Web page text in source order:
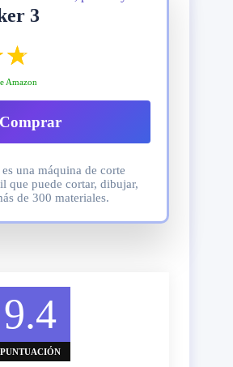
3
Amazon
Comprar
una máquina de corte
que puede cortar, dibujar,
de 300 materiales.
9.4
PUNTUACIÓN